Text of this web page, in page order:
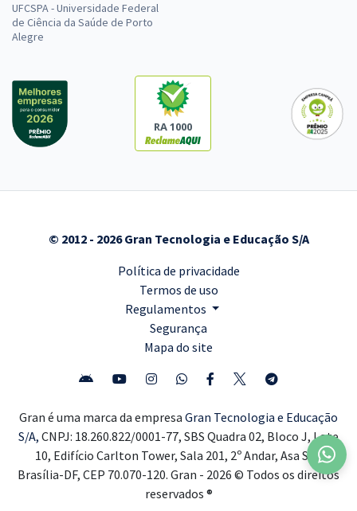
UFCSPA - Universidade Federal
de Ciência da Saúde de Porto
Alegre
RA 1000
© 2012 - 2026 Gran Tecnologia e Educação S/A
Política de privacidade
Termos de uso
Regulamentos
Segurança
Mapa do site
Gran é uma marca da empresa Gran Tecnologia e Educação
S/A, CNPJ: 18.260.822/0001-77, SBS Quadra 02, Bloco J, Lote
10, Edifício Carlton Tower, Sala 201, 2º Andar, Asa Sul,
Brasília-DF, CEP 70.070-120. Gran - 2026 © Todos os direitos
reservados ®